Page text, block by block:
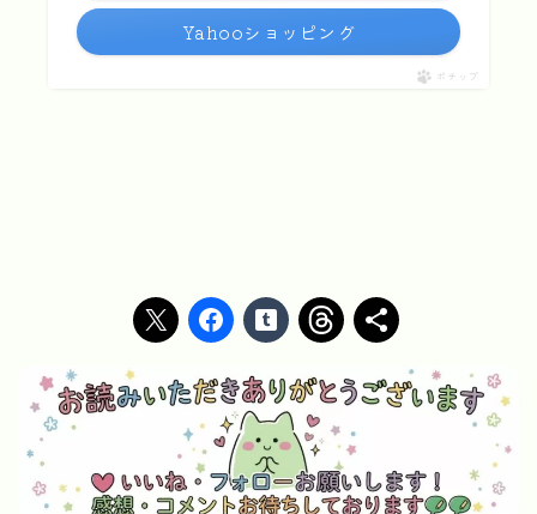
Yahooショッピング
ポチップ